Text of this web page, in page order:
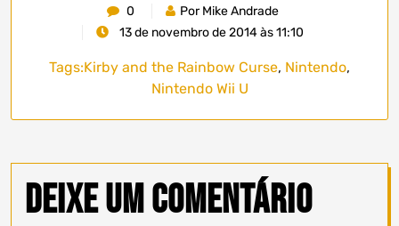
0
Por Mike Andrade
13 de novembro de 2014 às 11:10
Tags:Kirby and the Rainbow Curse, Nintendo,
Nintendo Wii U
Deixe um comentário